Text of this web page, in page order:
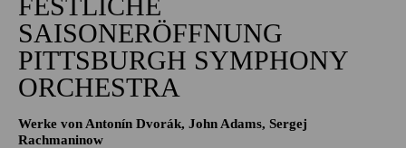
SAISONERÖFFNUNG
PITTSBURGH SYMPHONY
ORCHESTRA
Werke von Antonín Dvorák, John Adams, Sergej
Rachmaninow